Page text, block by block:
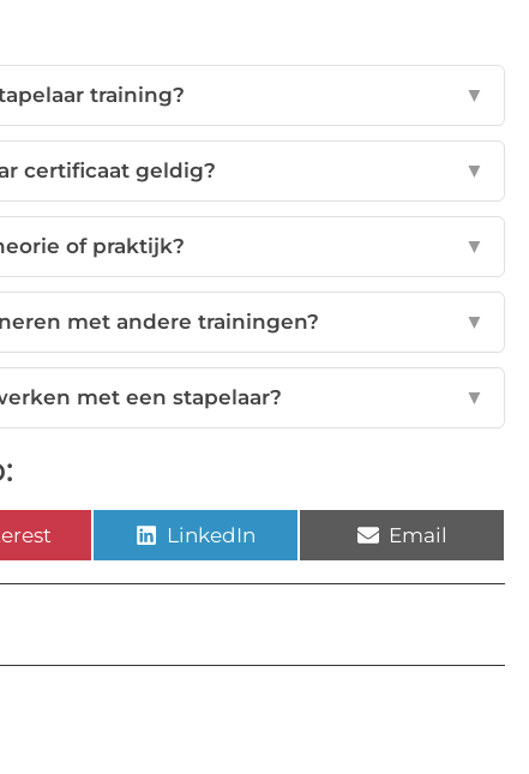
training? ▼
certificaat geldig? ▼
of praktijk? ▼
met andere trainingen? ▼
met een stapelaar? ▼
LinkedIn Email